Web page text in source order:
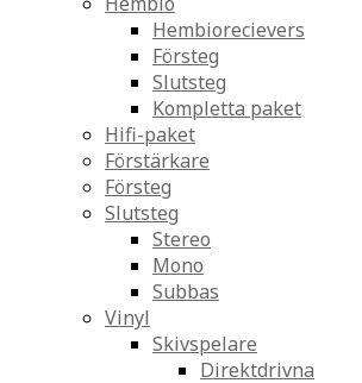
Hembiorecievers
Försteg
Slutsteg
Kompletta paket
Hifi-paket
Förstärkare
Försteg
Slutsteg
Stereo
Mono
Subbas
Vinyl
Skivspelare
Direktdrivna